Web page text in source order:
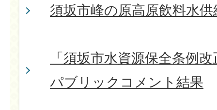
須坂市峰の原高原飲料水供
「須坂市水資源保全条例
パブリックコメント結果